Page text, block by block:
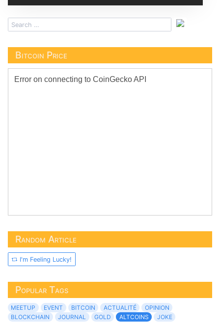
Bitcoin Price
Random Article
I'm Feeling Lucky!
Popular Tags
MEETUP EVENT BITCOIN ACTUALITÉ
OPINION
BLOCKCHAIN
JOURNAL GOLD ALTCOINS JOKE